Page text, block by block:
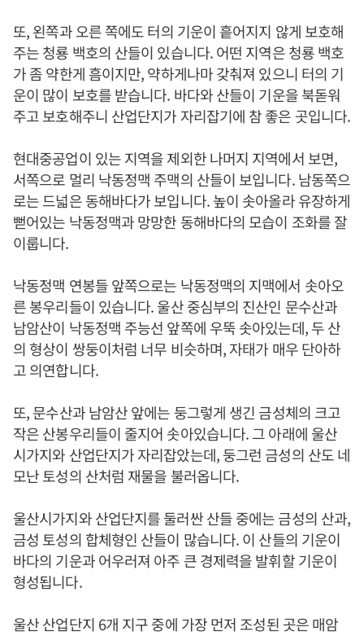
또, 왼쪽과 오른 쪽에도 터의 기운이 흩어지지 않게 보호해
주는 청룡 백호의 산들이 있습니다. 어떤 지역은 청룡 백호
가 좀 약한게 흠이지만, 약하게나마 갖춰져 있으니 터의 기
운이 많이 보호를 받습니다. 바다와 산들이 기운을 북돋워
주고 보호해주니 산업단지가 자리잡기에 참 좋은 곳입니다.
현대중공업이 있는 지역을 제외한 나머지 지역에서 보면,
서쪽으로 멀리 낙동정맥 주맥의 산들이 보입니다. 남동쪽으
로는 드넓은 동해바다가 보입니다. 높이 솟아올라 유장하게
뻗어있는 낙동정맥과 망망한 동해바다의 모습이 조화를 잘
이룹니다.
낙동정맥 연봉들 앞쪽으로는 낙동정맥의 지맥에서 솟아오
른 봉우리들이 있습니다. 울산 중심부의 진산인 문수산과
남암산이 낙동정맥 주능선 앞쪽에 우뚝 솟아있는데, 두 산
의 형상이 쌍둥이처럼 너무 비슷하며, 자태가 매우 단아하
고 의연합니다.
또, 문수산과 남암산 앞에는 둥그렇게 생긴 금성체의 크고
작은 산봉우리들이 줄지어 솟아있습니다. 그 아래에 울산
시가지와 산업단지가 자리잡았는데, 둥그런 금성의 산도 네
모난 토성의 산처럼 재물을 불러옵니다.
울산시가지와 산업단지를 둘러싼 산들 중에는 금성의 산과,
금성 토성의 합체형인 산들이 많습니다. 이 산들의 기운이
바다의 기운과 어우러져 아주 큰 경제력을 발휘할 기운이
형성됩니다.
울산 산업단지 6개 지구 중에 가장 먼저 조성된 곳은 매암